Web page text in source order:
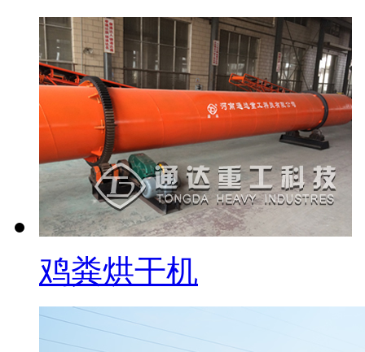
鸡粪烘干机